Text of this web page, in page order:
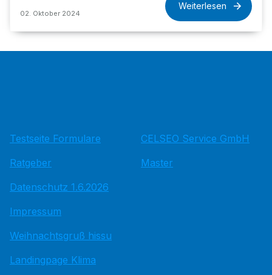
02. Oktober 2024
Weiterlesen
Testseite Formulare
Ratgeber
Datenschutz 1.6.2026
Impressum
Weihnachtsgruß hissu
Landingpage Klima
CELSEO Service GmbH
Master